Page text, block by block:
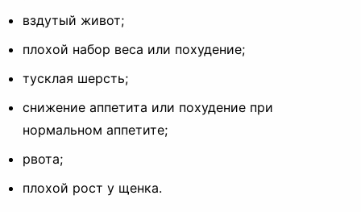
вздутый живот;
плохой набор веса или похудение;
тусклая шерсть;
снижение аппетита или похудение при
нормальном аппетите;
рвота;
плохой рост у щенка.